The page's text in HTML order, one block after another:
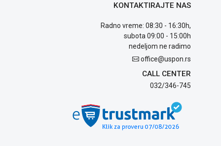
KONTAKTIRAJTE NAS
Radno vreme: 08:30 - 16:30h,
subota 09:00 - 15:00h
nedeljom ne radimo
office@uspon.rs
CALL CENTER
032/346-745